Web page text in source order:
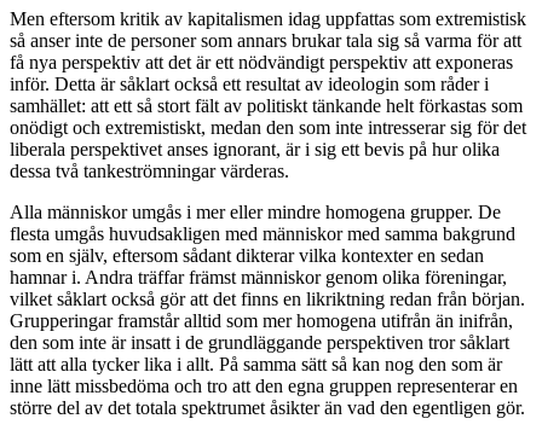
Men eftersom kritik av kapitalismen idag uppfattas som extremistisk
så anser inte de personer som annars brukar tala sig så varma för att
få nya perspektiv att det är ett nödvändigt perspektiv att exponeras
inför. Detta är såklart också ett resultat av ideologin som råder i
samhället: att ett så stort fält av politiskt tänkande helt förkastas som
onödigt och extremistiskt, medan den som inte intresserar sig för det
liberala perspektivet anses ignorant, är i sig ett bevis på hur olika
dessa två tankeströmningar värderas.
Alla människor umgås i mer eller mindre homogena grupper. De
flesta umgås huvudsakligen med människor med samma bakgrund
som en själv, eftersom sådant dikterar vilka kontexter en sedan
hamnar i. Andra träffar främst människor genom olika föreningar,
vilket såklart också gör att det finns en likriktning redan från början.
Grupperingar framstår alltid som mer homogena utifrån än inifrån,
den som inte är insatt i de grundläggande perspektiven tror såklart
lätt att alla tycker lika i allt. På samma sätt så kan nog den som är
inne lätt missbedöma och tro att den egna gruppen representerar en
större del av det totala spektrumet åsikter än vad den egentligen gör.